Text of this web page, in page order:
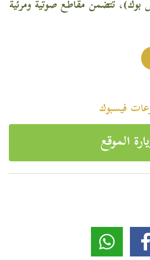
تتضمن مقاطع صوتية ومرئية
فیسبوك
الموقع